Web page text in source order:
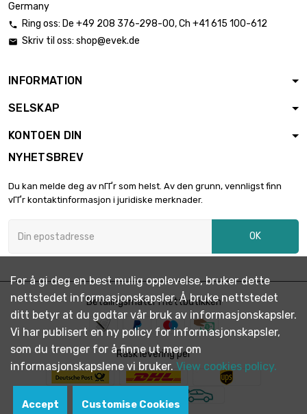
Germany
 Ring oss: De +49 208 376-298-00, Ch +41 615 100-612
 Skriv til oss: shop@evek.de
INFORMATION
SELSKAP
KONTOEN DIN
NYHETSBREV
Du kan melde deg av nГҐr som helst. Av den grunn, vennligst finn
vГҐr kontaktinformasjon i juridiske merknader.
OK
Betalingsmåter i nettbutikken
Rask levering per
For å gi deg en best mulig opplevelse, bruker dette
nettstedet informasjonskapsler. Å bruke nettstedet
ditt betyr at du godtar vår bruk av informasjonskapsler.
Vi har publisert en ny policy for informasjonskapsler,
som du trenger for å finne ut mer om
informasjonskapslene vi bruker. View cookies policy.
Accept Customise Cookies